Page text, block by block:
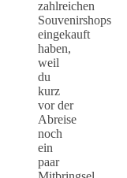
zahlreichen
Souvenirshops
eingekauft
haben,
weil
du
kurz
vor der
Abreise
noch
ein
paar